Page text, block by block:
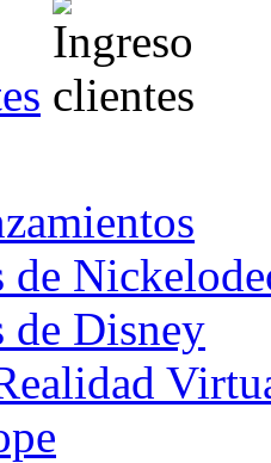
de
de Disney